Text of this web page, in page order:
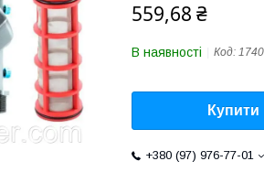
559,68 ₴
В наявності Код:
Купити
+380 (97) 976-77-01